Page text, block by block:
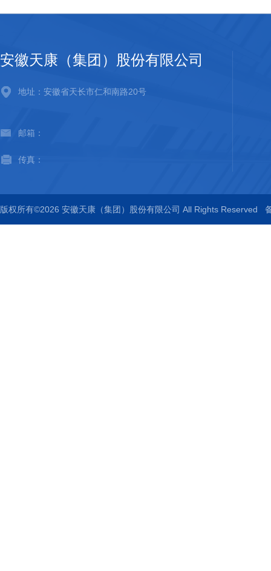
安徽天康（集团）股份有限公司
地址：安徽省天长市仁和南路20号
邮箱：
传真：
版权所有©2026 安徽天康（集团）股份有限公司 All Rights Reserved